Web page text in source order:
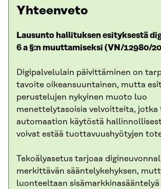
Yhteenveto
Lausunto hallituksen esityksestä
6 a §:n muuttamiseksi (VN/12980/
Digipalvelulain päivittäminen on
tavoite oikeansuuntainen, mutta
perustelujen nykyinen muoto luo
menettelytasoisia velvoitteita, jotka
automaation käytöstä
voivat estää tuottavuushyötyjen
Tekoälyasetus tarjoaa
merkittävän sääntelykehyksen,
luonteeltaan sisämarkkinasääntelyä